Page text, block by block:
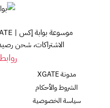
الاشتراكات، شحن
مدونة XGATE
الشروط والأحكام
سياسة الخصوصية